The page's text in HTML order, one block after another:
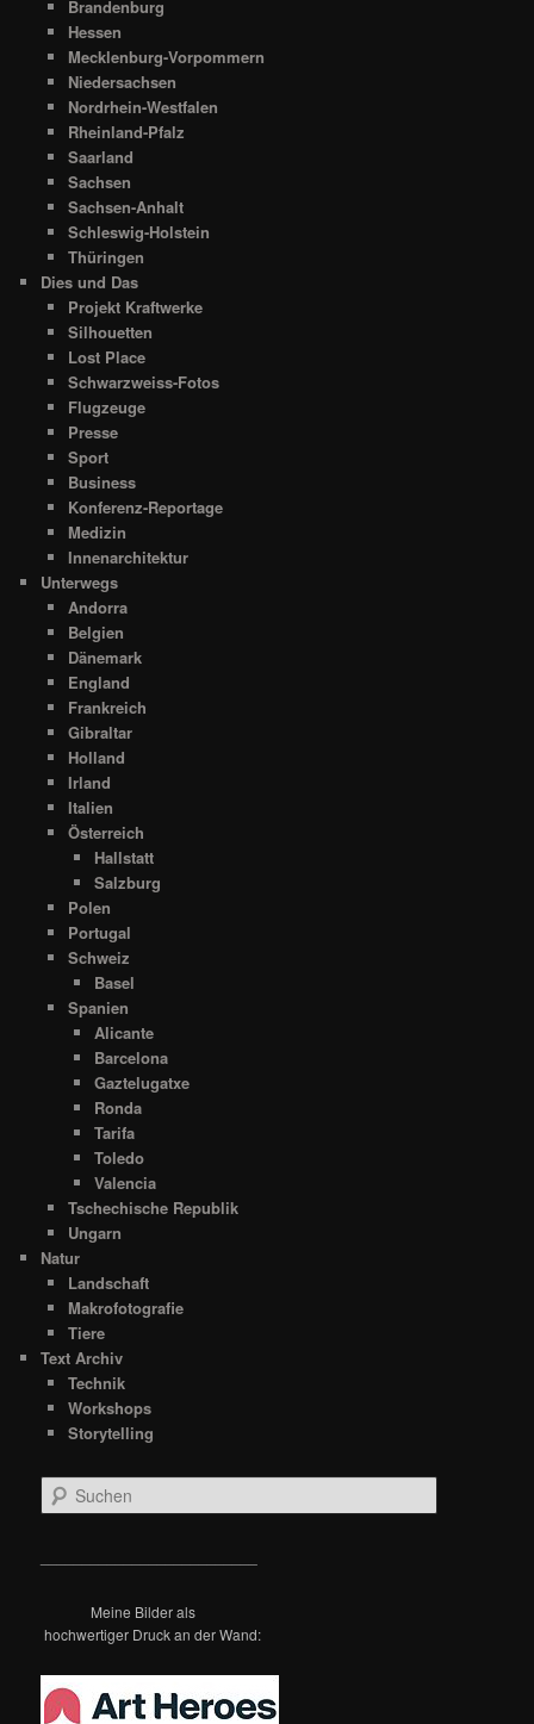
Brandenburg
Hessen
Mecklenburg-Vorpommern
Niedersachsen
Nordrhein-Westfalen
Rheinland-Pfalz
Saarland
Sachsen
Sachsen-Anhalt
Schleswig-Holstein
Thüringen
Dies und Das
Projekt Kraftwerke
Silhouetten
Lost Place
Schwarzweiss-Fotos
Flugzeuge
Presse
Sport
Business
Konferenz-Reportage
Medizin
Innenarchitektur
Unterwegs
Andorra
Belgien
Dänemark
England
Frankreich
Gibraltar
Holland
Irland
Italien
Österreich
Hallstatt
Salzburg
Polen
Portugal
Schweiz
Basel
Spanien
Alicante
Barcelona
Gaztelugatxe
Ronda
Tarifa
Toledo
Valencia
Tschechische Republik
Ungarn
Natur
Landschaft
Makrofotografie
Tiere
Text Archiv
Technik
Workshops
Storytelling
u
Meine Bilder als
hochwertiger Druck an der Wand: